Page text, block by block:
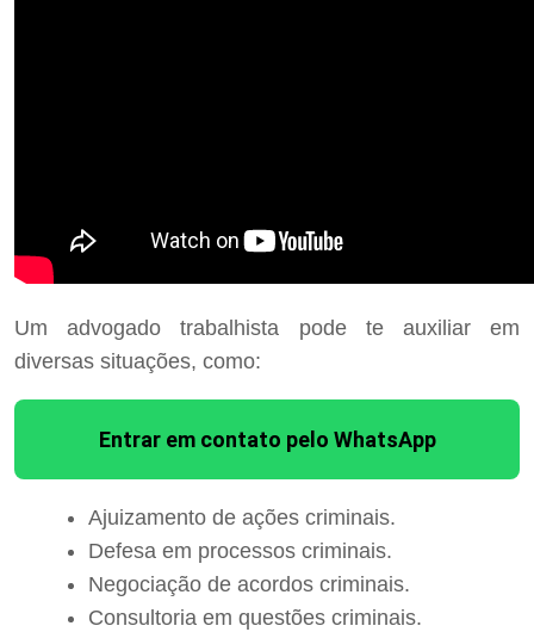
Um advogado trabalhista pode te auxiliar em
diversas situações, como:
Entrar em contato pelo WhatsApp
Ajuizamento de ações criminais.
Defesa em processos criminais.
Negociação de acordos criminais.
Consultoria em questões criminais.